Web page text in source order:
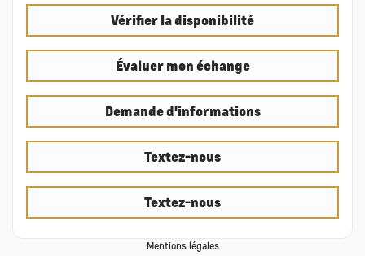
Vérifier la disponibilité
Évaluer mon échange
Demande d'informations
Textez-nous
Textez-nous
Mentions légales